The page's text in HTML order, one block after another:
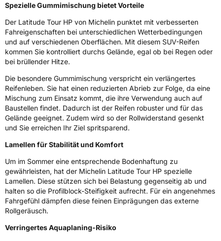
Zustand Neureifen
EU Label
Effizienz C
NasshaftungC
Rollgeräusch (Klasse)B
3PMSF / Schneeflockensymbol / Alpine-Symbol Nein
EisgripNein
EPREL ID411115
Spezielle Gummimischung bietet Vorteile
Der Latitude Tour HP von Michelin punktet mit verbesserten
Fahreigenschaften bei unterschiedlichen Wetterbedingungen
und auf verschiedenen Oberflächen. Mit diesem SUV-Reifen
kommen Sie kontrolliert durchs Gelände, egal ob bei Regen oder
bei brüllender Hitze.
Die besondere Gummimischung verspricht ein verlängertes
Reifenleben. Sie hat einen reduzierten Abrieb zur Folge, da eine
Mischung zum Einsatz kommt, die ihre Verwendung auch auf
Baustellen findet. Dadurch ist der Reifen robuster und für das
Gelände geeignet. Zudem wird so der Rollwiderstand gesenkt
und Sie erreichen Ihr Ziel spritsparend.
Lamellen für Stabilität und Komfort
Um im Sommer eine entsprechende Bodenhaftung zu
gewährleisten, hat der Michelin Latitude Tour HP spezielle
Lamellen. Diese stützen sich bei Belastung gegenseitig ab und
halten so die Profilblock-Steifigkeit aufrecht. Für ein angenehmes
Fahrgefühl dämpfen diese feinen Einprägungen das externe
Rollgeräusch.
Verringertes Aquaplaning-Risiko